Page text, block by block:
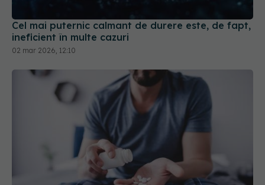
Medicamentul inovator care blochează tumorile
și metastazele în cancerul de prostată